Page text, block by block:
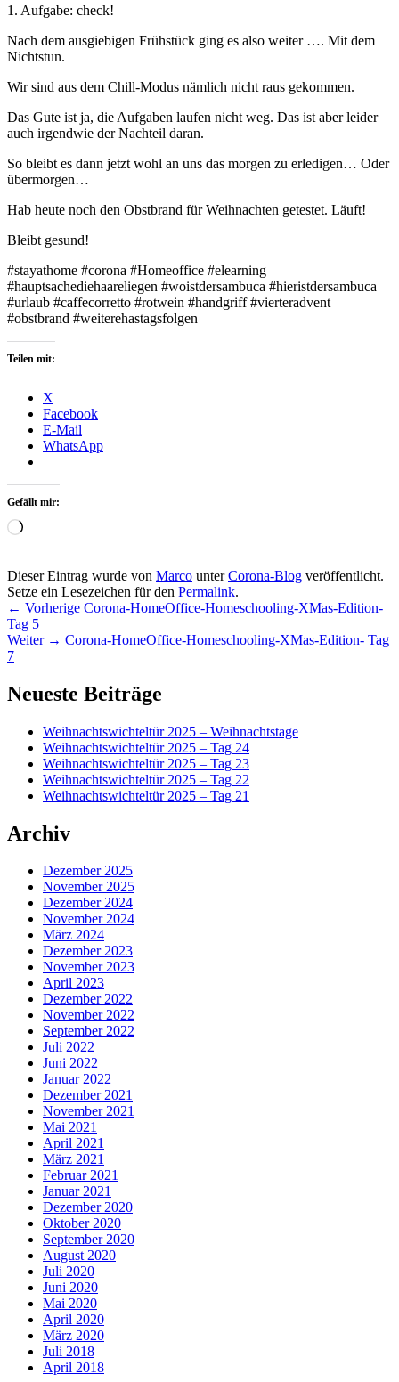
1. Aufgabe: check!
Nach dem ausgiebigen Frühstück ging es also weiter …. Mit dem
Nichtstun.
Wir sind aus dem Chill-Modus nämlich nicht raus gekommen.
Das Gute ist ja, die Aufgaben laufen nicht weg. Das ist aber leider
auch irgendwie der Nachteil daran.
So bleibt es dann jetzt wohl an uns das morgen zu erledigen… Oder
übermorgen…
Hab heute noch den Obstbrand für Weihnachten getestet. Läuft!
Bleibt gesund!
#stayathome #corona #Homeoffice #elearning
#hauptsachediehaareliegen #woistdersambuca #hieristdersambuca
#urlaub #caffecorretto #rotwein #handgriff #vierteradvent
#obstbrand #weiterehastagsfolgen
Teilen mit:
X
Facebook
E-Mail
WhatsApp
Gefällt mir:
Wird
Dieser Eintrag wurde von Marco unterCorona-Blog veröffentlicht.
Setze ein Lesezeichen für den Permalink.
Beitragsnavigation
← Vorherige Vorheriger
Corona-HomeOffice-Homeschooling-XMas-Edition-
Tag 5
Weiter → Nächster
Corona-HomeOffice-Homeschooling-XMas-Edition- Tag
7
Primärer
Widgetbereich
Neueste Beiträge
Weihnachtswichteltür 2025 – Weihnachtstage
Weihnachtswichteltür 2025 – Tag 24
Weihnachtswichteltür 2025 – Tag 23
Weihnachtswichteltür 2025 – Tag 22
Weihnachtswichteltür 2025 – Tag 21
Archiv
Dezember 2025
November 2025
Dezember 2024
November 2024
März 2024
Dezember 2023
November 2023
April 2023
Dezember 2022
November 2022
September 2022
Juli 2022
Juni 2022
Januar 2022
Dezember 2021
November 2021
Mai 2021
April 2021
März 2021
Februar 2021
Januar 2021
Dezember 2020
Oktober 2020
September 2020
August 2020
Juli 2020
Juni 2020
Mai 2020
April 2020
März 2020
Juli 2018
April 2018